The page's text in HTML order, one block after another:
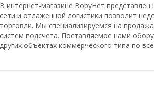
В интернет-магазине ВоруНет
сети и отлаженной логистики позволит
торговли. Мы специализируемся на
систем подсчета. Поставляемое нами
других объектах коммерческого типа по